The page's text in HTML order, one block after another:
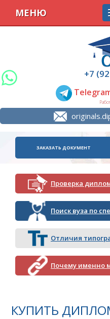
+7
МЕНЮ
ЗАКАЗАТЬ ДОКУМЕНТ
Проверка
Поиск вуза по
Отличия
Почему именно
КУПИТЬ